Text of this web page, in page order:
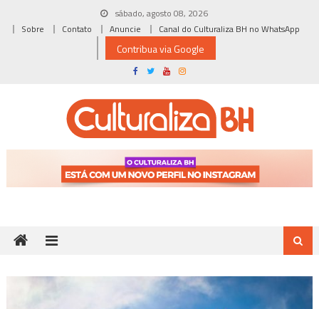
sábado, agosto 08, 2026
Sobre
Contato Anuncie Canal do Culturaliza BH no WhatsApp
Contribua via Google